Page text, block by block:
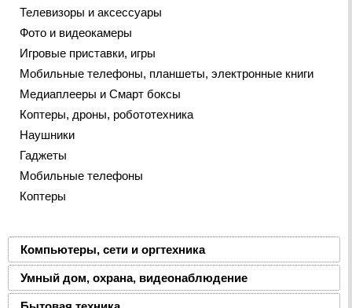
Телевизоры и аксессуары
Фото и видеокамеры
Игровые приставки, игры
Мобильные телефоны, планшеты, электронные книги
Медиаплееры и Смарт боксы
Коптеры, дроны, робототехника
Наушники
Гаджеты
Мобильные телефоны
Коптеры
Компьютеры, сети и оргтехника
Умный дом, охрана, видеонаблюдение